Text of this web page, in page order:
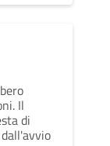
Il
di